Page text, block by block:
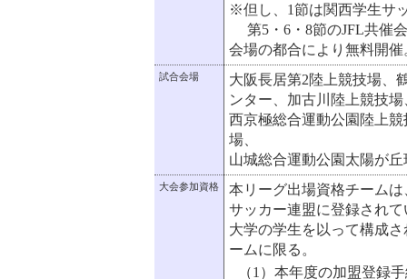
※但し、1節は関西学生サ
第5・6・8節のJFL共催
会場の都合により無料開催
試合会場
大阪長居第2陸上競技場、
ンター、加古川陸上競技場
西京極総合運動公園陸上
場、
山城総合運動公園太陽が
大会参加資格
本リーグ出場資格チーム
サッカー連盟に登録され
大学の学生を以って構成
ームに限る。
（1）本年度の加盟登録